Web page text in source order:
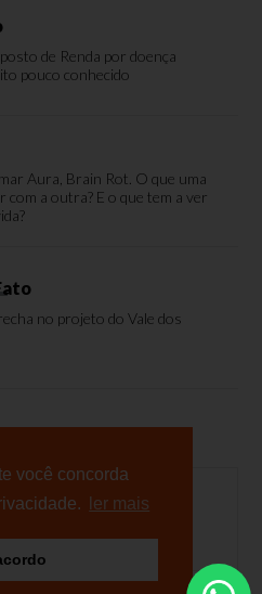
você concorda
ler mais
de Renda por doença
pouco conhecido
Aura, Brain Rot. O que uma
com a outra? E o que tem a ver
no projeto do Vale dos